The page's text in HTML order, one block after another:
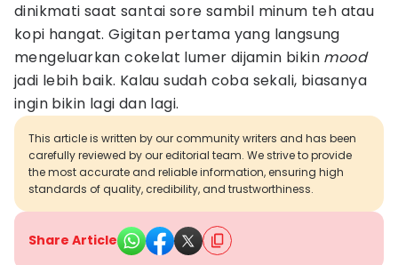
dinikmati saat santai sore sambil minum teh atau
kopi hangat. Gigitan pertama yang langsung
mengeluarkan cokelat lumer dijamin bikin mood
jadi lebih baik. Kalau sudah coba sekali, biasanya
ingin bikin lagi dan lagi.
This article is written by our community writers and has been
carefully reviewed by our editorial team. We strive to provide
the most accurate and reliable information, ensuring high
standards of quality, credibility, and trustworthiness.
Share Article